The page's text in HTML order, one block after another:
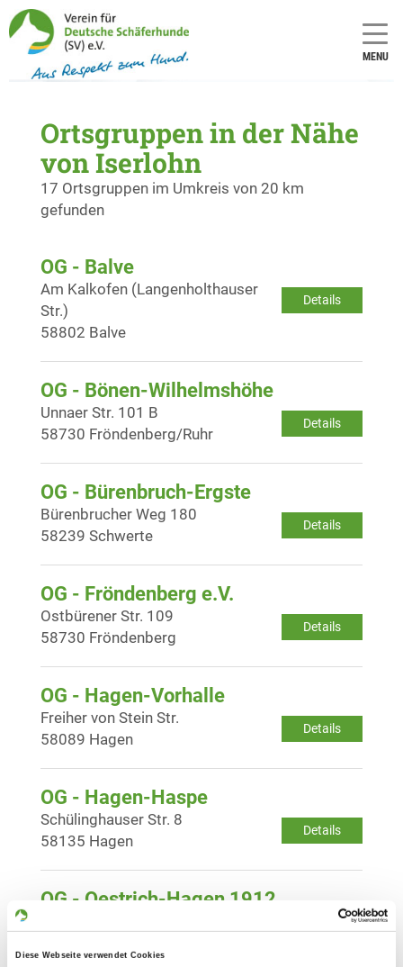
Diese Webseite verwendet Cookies
MENU
Ortsgruppen in der Nähe
von Iserlohn
17 Ortsgruppen im Umkreis von 20 km
gefunden
OG - Balve
Details
Am Kalkofen (Langenholthauser
Str.)
58802 Balve
OG - Bönen-Wilhelmshöhe
Details
Unnaer Str. 101 B
58730 Fröndenberg/Ruhr
OG - Bürenbruch-Ergste
Details
Bürenbrucher Weg 180
58239 Schwerte
OG - Fröndenberg e.V.
Details
Ostbürener Str. 109
58730 Fröndenberg
OG - Hagen-Vorhalle
Details
Freiher von Stein Str.
58089 Hagen
OG - Hagen-Haspe
Details
Schülinghauser Str. 8
58135 Hagen
OG - Oestrich-Hagen 1912
Details